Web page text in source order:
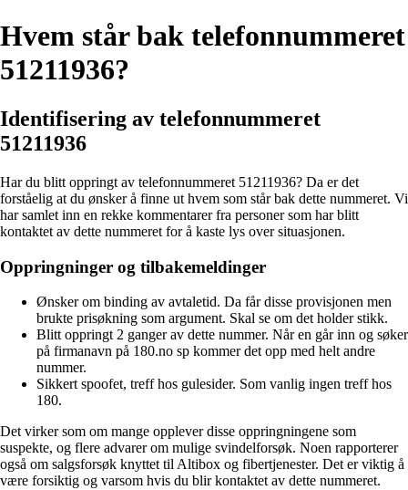
Hvem står bak telefonnummeret
51211936?
Identifisering av telefonnummeret
51211936
Har du blitt oppringt av telefonnummeret 51211936? Da er det
forståelig at du ønsker å finne ut hvem som står bak dette nummeret. Vi
har samlet inn en rekke kommentarer fra personer som har blitt
kontaktet av dette nummeret for å kaste lys over situasjonen.
Oppringninger og tilbakemeldinger
Ønsker om binding av avtaletid. Da får disse provisjonen men
brukte prisøkning som argument. Skal se om det holder stikk.
Blitt oppringt 2 ganger av dette nummer. Når en går inn og søker
på firmanavn på 180.no sp kommer det opp med helt andre
nummer.
Sikkert spoofet, treff hos gulesider. Som vanlig ingen treff hos
180.
Det virker som om mange opplever disse oppringningene som
suspekte, og flere advarer om mulige svindelforsøk. Noen rapporterer
også om salgsforsøk knyttet til Altibox og fibertjenester. Det er viktig å
være forsiktig og varsom hvis du blir kontaktet av dette nummeret.